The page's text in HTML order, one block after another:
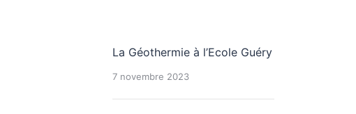
La Géothermie à l’Ecole Guéry
7 novembre 2023